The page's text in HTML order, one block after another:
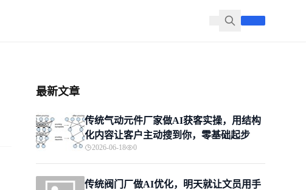
最新文章
传统气动元件厂家做AI获客实操，用结构
化内容让客户主动搜到你，零基础起步
2026-06-18 0
传统阀门厂做AI优化，明天就让文员用手